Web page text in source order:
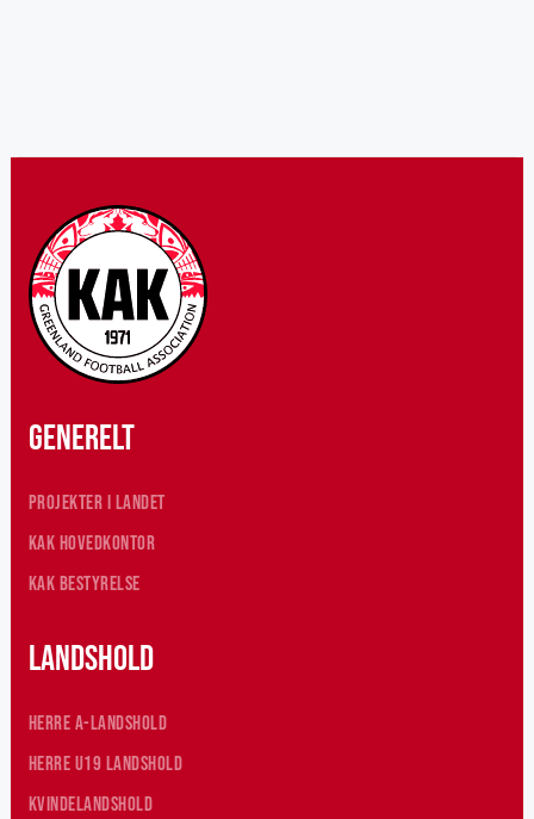
Generelt
Projekter i landet
KAK hovedkontor
KAK Bestyrelse
Landshold
Herre A-Landshold
Herre U19 Landshold
Kvindelandshold